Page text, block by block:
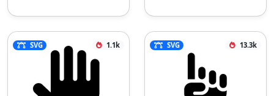
SVG 1.1k SVG 13.3k